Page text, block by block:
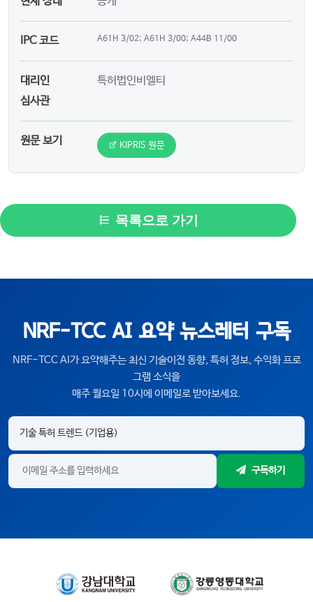
IPC 코드 A61H 3/02; A61H 3/00; A44B 11/00
대리인
특허법인비엘티
심사관
원문 보기 KIPRIS 원문
목록으로 가기
NRF-TCC AI 요약 뉴스레터 구독
NRF-TCC AI가 요약해주는 최신 기술이전 동향, 특허 정보, 수익화 프로
그램 소식을
매주 월요일 10시에 이메일로 받아보세요.
구독하기